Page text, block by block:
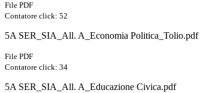
File PDF
Contatore click: 52
5A SER_SIA_All. A_Economia Politica_Tolio.pdf
File PDF
Contatore click: 34
5A SER_SIA_All. A_Educazione Civica.pdf